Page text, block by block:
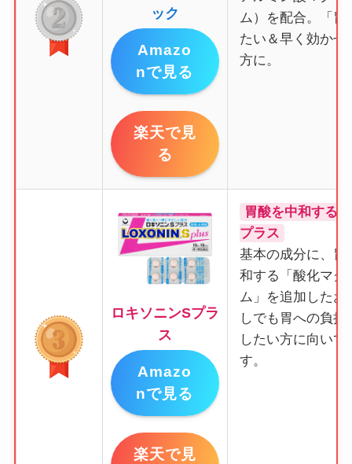
ック
Amazo
nで見る
楽天で見
る
ム）を配合。「胃
たい＆早く効かせ
方に。
ロキソニンSプラ
ス
Amazo
nで見る
楽天で見
胃酸を中和する
プラス
基本の成分に、胃
和する「酸化マグ
ム」を追加したお
しでも胃への負担
したい方に向いて
す。